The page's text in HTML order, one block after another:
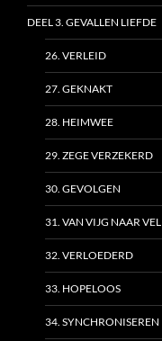
DEEL 3. GEVALLEN LIEFDE
26. VERLEID
27. GEKNAKT
28. HEIMWEE
29. ZEGE VERZEKERD
30. GEVOLGEN
31. VAN VIJG NAAR VEL
32. VERLOEDERD
33. HOPELOOS
34. SYNCHRONISEREN